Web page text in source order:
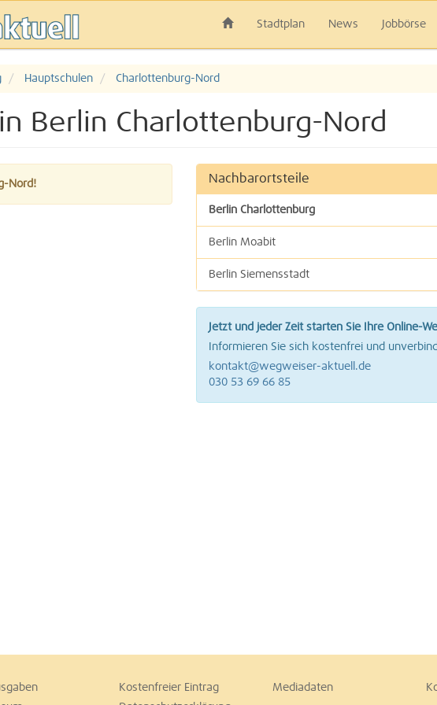
Stadtplan News Jobbörse
Hauptschulen Charlottenburg-Nord
Berlin Charlottenburg-Nord
Nord! Nachbarortsteile
Berlin Charlottenburg
Berlin Moabit
Berlin Siemensstadt
Berlin Tegel
Berlin Westend
Jetzt und jeder Zeit starten Sie Ihre Online-
Informieren Sie sich kostenfrei und
kontakt@wegweiser-aktuell.de
030 53 69 66 85
Kostenfreier Eintrag Mediadaten